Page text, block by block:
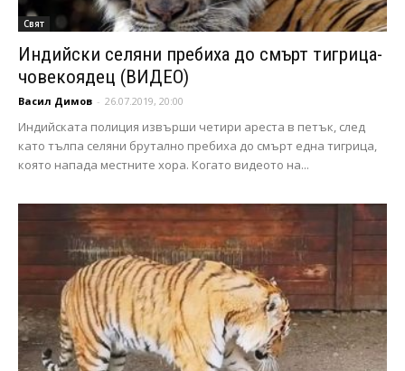
Свят
Индийски селяни пребиха до смърт тигрица-
човекоядец (ВИДЕО)
Васил Димов - 26.07.2019, 20:00
Индийската полиция извърши четири ареста в петък, след
като тълпа селяни брутално пребиха до смърт една тигрица,
която напада местните хора. Когато видеото на...